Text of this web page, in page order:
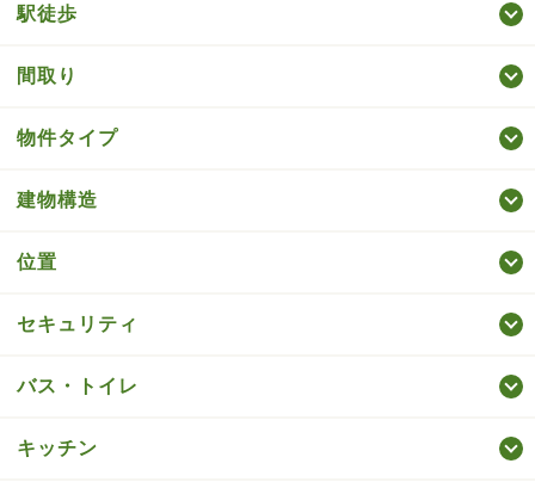
駅徒歩
間取り
物件タイプ
建物構造
位置
セキュリティ
バス・トイレ
キッチン